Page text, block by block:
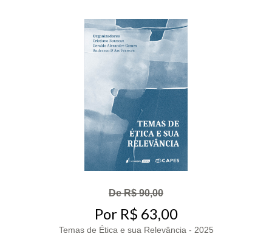
De R$ 90,00
Por R$ 63,00
Temas de Ética e sua Relevância - 2025